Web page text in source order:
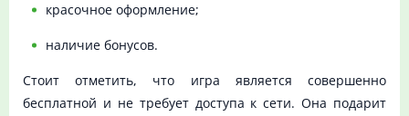
красочное оформление;
наличие бонусов.
Стоит отметить, что игра является совершенно
бесплатной и не требует доступа к сети. Она подарит